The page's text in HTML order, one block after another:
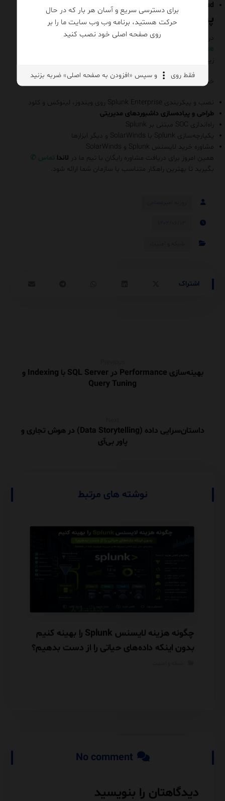
برای دسترسی سریع و آسان هر بار که در حال
حرکت هستید، برنامه وب وب سایت ما را بر
روی صفحه اصلی خود نصب کنید
فقط روی و سپس «افزودن به صفحه اصلی» ضربه بزنید
Splunk Cloud:
ارائه‌شده به‌صورت سرویس (SaaS)
پیشنهاد لاندا برای شما
در ما به سازمان‌ها کمک می‌کنیم تا با استفاده ازSplunk
Enterprise و SolarWinds
زیرساخت‌ها و
خدمات ما شامل:
نصب و پیکربندی Splunk Enterprise روی ویندوز، لینوکس و کلود
طراحی و پیاده‌سازی داشبوردهای مدیریتی
راه‌اندازی SOC مبتنی بر Splunk
یکپارچه‌سازی Splunk با SolarWinds و دیگر ابزارها
مشاوره خرید لایسنس Splunk و SolarWinds
همین امروز برای دریافت مشاوره رایگان با تیم ما در لاندا تماس ✆
بگیرید تا بهترین راهکار متناسب با سازمان شما ارائه شود.
بهینه‌سازی Performance در SQL Server با Indexing و
Query Tuning
داستان‌سرایی داده (Data Storytelling) در هوش تجاری و
پاور بی‌آی
نوشته های مرتبط
چگونه هزینه لایسنس Splunk را بهینه کنیم
بدون اینکه داده‌های حیاتی را از دست بدهیم؟
No comment
دیدگاهتان را بنویسید